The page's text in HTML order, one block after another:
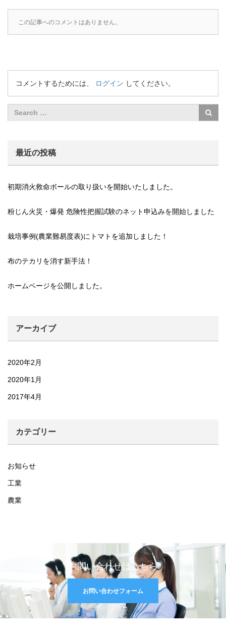
この記事へのコメントはありません。
コメントするためには、 ログイン してください。
最近の投稿
初期消火救命ボールの取り扱いを開始いたしました。
粉じん火災・爆発 危険性把握試験のネット申込みを開始しました
栽培事例(農業難易度表)にトマトを追加しました！
布のテカリを消す新手法！
ホームページを公開しました。
アーカイブ
2020年2月
2020年1月
2017年4月
カテゴリー
お知らせ
工業
農業
お問い合わせはこちら
お問い合わせフォーム